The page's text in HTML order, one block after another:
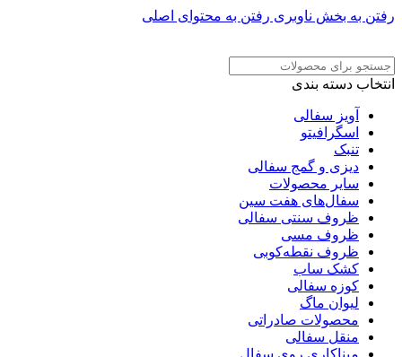
رفتن به بخش ناوبری رفتن به محتوای اصلی
انتخاب دسته بندی
آویز سفالی
اسگرافیتو
تنبک
دیزی و گمج سفالی
سایر محصولات
سفال‌های هفت‌ سین
ظروف سنتی سفالی
ظروف مسی
ظروف نقطه‌کوبی
کشک ساب
کوزه سفالی
لیوان ماگ
محصولات صادراتی
منقل سفالی
میناکاری روی سفال